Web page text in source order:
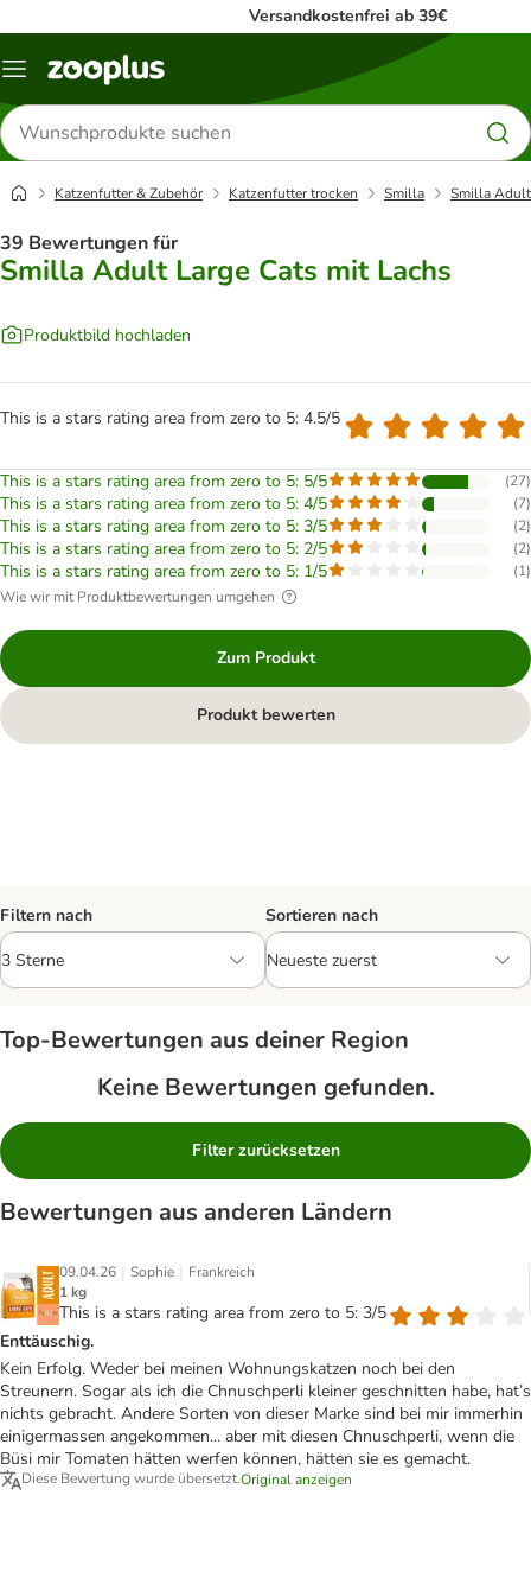
Versandkostenfrei ab 39€
Menü
Produkte
suchen
Katzenfutter & Zubehör Katzenfutter trocken Smilla Smilla
39 Bewertungen für
Smilla Adult Large Cats mit Lachs
Produktbild hochladen
This is a stars rating area from zero to 5: 4.5/5
This is a stars rating area from zero to 5: 5/5 (27)
This is a stars rating area from zero to 5: 4/5 (7)
This is a stars rating area from zero to 5: 3/5 (2)
This is a stars rating area from zero to 5: 2/5 (2)
This is a stars rating area from zero to 5: 1/5 (1)
Wie wir mit Produktbewertungen umgehen
Zum Produkt
Produkt bewerten
Filtern nach Sortieren nach
Top‑Bewertungen aus deiner Region
Keine Bewertungen gefunden.
Filter zurücksetzen
Bewertungen aus anderen Ländern
09.04.26 | Sophie | Frankreich
1 kg
This is a stars rating area from zero to 5: 3/5
Enttäuschig.
Kein Erfolg. Weder bei meinen Wohnungskatzen noch bei den
Streunern. Sogar als ich die Chnuschperli kleiner geschnitten habe, hat’s
nichts gebracht. Andere Sorten von dieser Marke sind bei mir immerhin
einigermassen angekommen... aber mit diesen Chnuschperli, wenn die
Büsi mir Tomaten hätten werfen können, hätten sie es gemacht.
Diese Bewertung wurde übersetzt.Original anzeigen